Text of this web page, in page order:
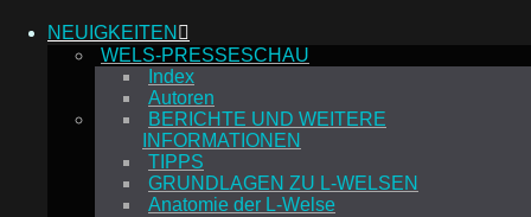
NEUIGKEITEN
WELS-PRESSESCHAU
Index
Autoren
BERICHTE UND WEITERE
INFORMATIONEN
TIPPS
GRUNDLAGEN ZU L-WELSEN
Anatomie der L-Welse